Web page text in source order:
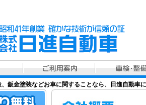
鈑金塗装などお車に関することなら、日進自動